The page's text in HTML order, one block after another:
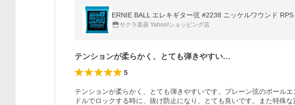
ERNIE BALL エレキギター弦 #2238 ニッケルワウンド
サクラ楽器 Yahoo!ショッピング店
テンションが柔らかく、とても弾きやすい…
5
テンションが柔らかく、とても弾きやすいです。プレーン弦のボール
ドルでロックする時に、抜け防止になり、とても良いです。また特殊